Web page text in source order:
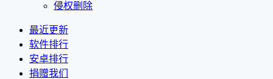
侵权删除
最近更新
软件排行
安卓排行
捐赠我们